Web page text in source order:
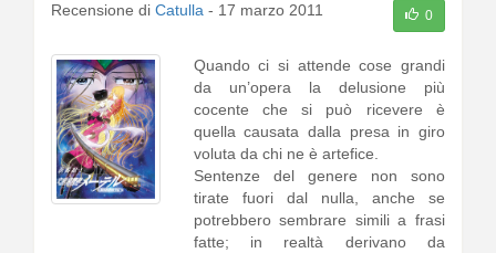
Recensione di Catulla - 17 marzo 2011 0
Quando ci si attende cose grandi
da un’opera la delusione più
cocente che si può ricevere è
quella causata dalla presa in giro
voluta da chi ne è artefice.
Sentenze del genere non sono
tirate fuori dal nulla, anche se
potrebbero sembrare simili a frasi
fatte; in realtà derivano da